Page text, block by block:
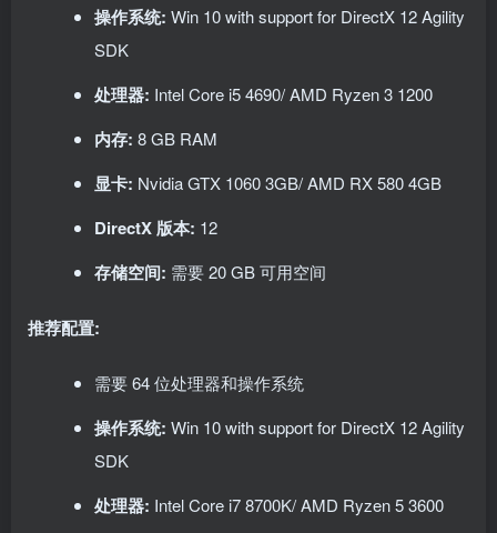
操作系统: Win 10 with support for DirectX 12 Agility
SDK
处理器: Intel Core i5 4690/ AMD Ryzen 3 1200
内存: 8 GB RAM
显卡: Nvidia GTX 1060 3GB/ AMD RX 580 4GB
DirectX 版本: 12
存储空间: 需要 20 GB 可用空间
推荐配置:
需要 64 位处理器和操作系统
操作系统: Win 10 with support for DirectX 12 Agility
SDK
处理器: Intel Core i7 8700K/ AMD Ryzen 5 3600